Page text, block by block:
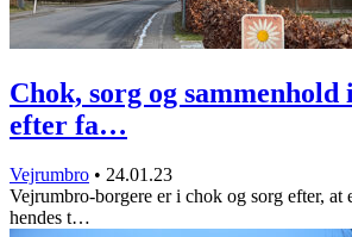
Chok, sorg og
efter fa…
Vejrumbro • 24.01.23
Vejrumbro-borgere er i chok og sorg efter, at
hendes t…